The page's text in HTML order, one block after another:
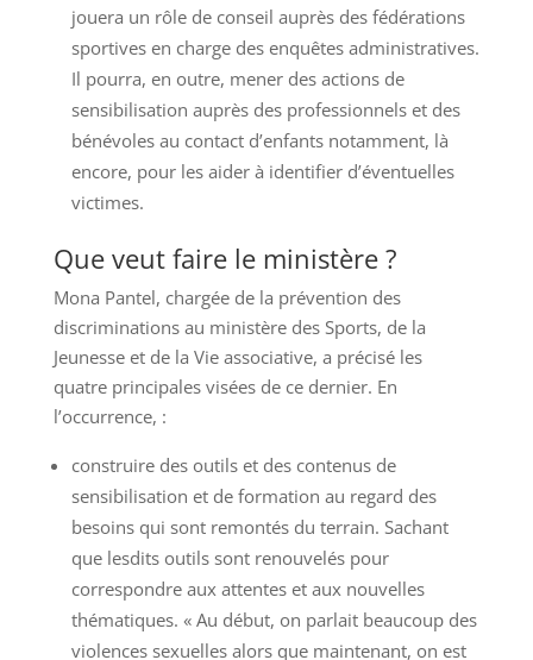
jouera un rôle de conseil auprès des fédérations
sportives en charge des enquêtes administratives.
Il pourra, en outre, mener des actions de
sensibilisation auprès des professionnels et des
bénévoles au contact d’enfants notamment, là
encore, pour les aider à identifier d’éventuelles
victimes.
Que veut faire le ministère ?
Mona Pantel, chargée de la prévention des
discriminations au ministère des Sports, de la
Jeunesse et de la Vie associative, a précisé les
quatre principales visées de ce dernier. En
l’occurrence, :
construire des outils et des contenus de
sensibilisation et de formation au regard des
besoins qui sont remontés du terrain. Sachant
que lesdits outils sont renouvelés pour
correspondre aux attentes et aux nouvelles
thématiques. « Au début, on parlait beaucoup des
violences sexuelles alors que maintenant, on est